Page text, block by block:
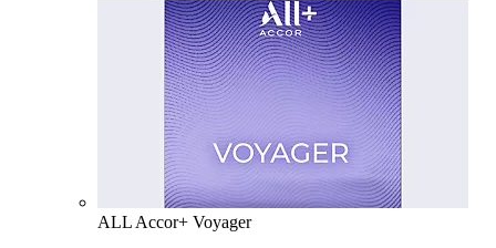
ALL Accor+ Voyager